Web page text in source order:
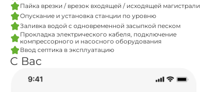
Пайка врезки / врезок входящей / исходящей магистрали
Опускание и установка станции по уровню
Заливка водой с одновременной засыпкой песком
Прокладка электрического кабеля, подключение
компрессорного и насосного оборудования
Ввод септика в эксплуатацию
С Вас